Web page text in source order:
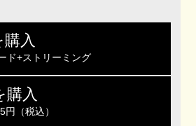
入
ド+ストリーミング
購入
円（税込）